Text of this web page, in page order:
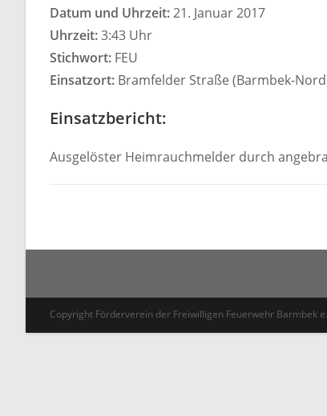
Datum und Uhrzeit:21. Januar 2017
Uhrzeit:3:43 Uhr
Stichwort: FEU
Einsatzort: Bramfelder Straße (Barmbek-
Einsatzbericht:
Ausgelöster Heimrauchmelder durch
Copyright Förderverein der Freiwilligen Feuerwehr Barmbek